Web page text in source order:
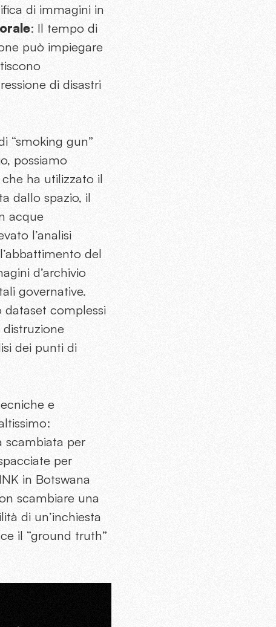
di immagini in
: Il tempo di
può impiegare
di disastri
“smoking gun”
possiamo
che ha utilizzato il
dallo spazio, il
acque
l’analisi
del
d’archivio
governative.
dataset complessi
distruzione
dei punti di
e
scambiata per
per
in Botswana
scambiare una
di un’inchiesta
il “ground truth”